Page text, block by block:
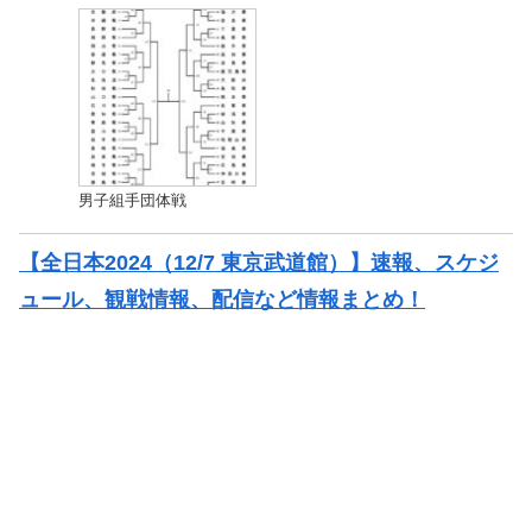
男子組手団体戦
【全日本2024（12/7 東京武道館）】速報、スケジ
ュール、観戦情報、配信など情報まとめ！